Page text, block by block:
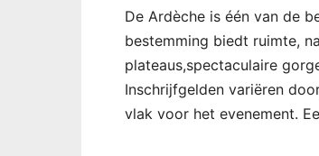
De Ardèche is één van de
bestemming biedt ruimte,
plateaus,spectaculaire
Inschrijfgelden variëren
vlak voor het evenement.